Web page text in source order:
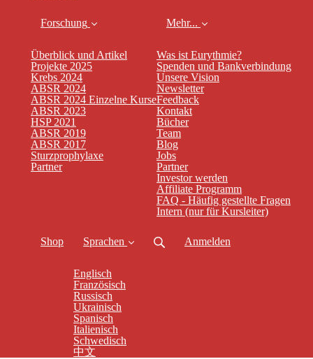
Forschung
Überblick und Artikel
Projekte 2025
Krebs 2024
ABSR 2024
ABSR 2024 Einzelne Kurse
ABSR 2023
HSP 2021
ABSR 2019
ABSR 2017
Sturzprophylaxe
Partner
Mehr...
Was ist Eurythmie?
Spenden und Bankverbindung
Unsere Vision
Newsletter
Feedback
Kontakt
Bücher
Team
Blog
Jobs
Partner
Investor werden
Affiliate Programm
FAQ - Häufig gestellte Fragen
Intern (nur für Kursleiter)
Shop Sprachen
Englisch
Französisch
Russisch
Ukrainisch
Spanisch
Italienisch
Schwedisch
中文
Anmelden